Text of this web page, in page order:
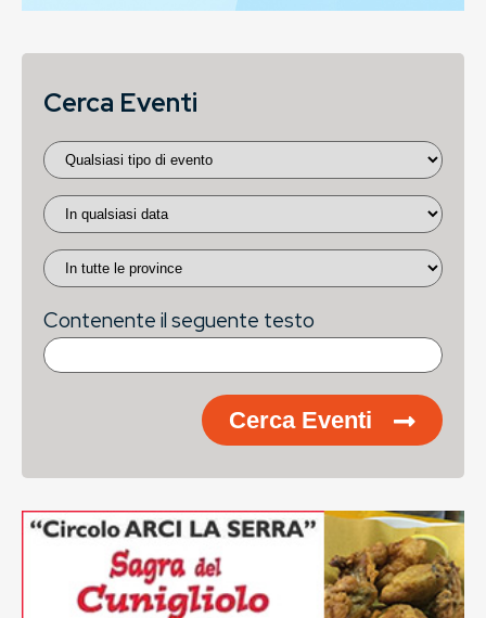
Cerca Eventi
Contenente il seguente testo
Cerca Eventi